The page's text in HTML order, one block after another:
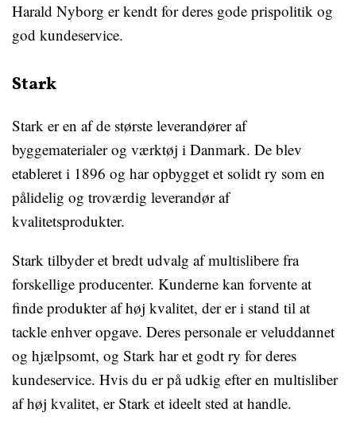
Harald Nyborg er kendt for deres gode prispolitik og
god kundeservice.
Stark
Stark er en af de største leverandører af
byggematerialer og værktøj i Danmark. De blev
etableret i 1896 og har opbygget et solidt ry som en
pålidelig og troværdig leverandør af
kvalitetsprodukter.
Stark tilbyder et bredt udvalg af multislibere fra
forskellige producenter. Kunderne kan forvente at
finde produkter af høj kvalitet, der er i stand til at
tackle enhver opgave. Deres personale er veluddannet
og hjælpsomt, og Stark har et godt ry for deres
kundeservice. Hvis du er på udkig efter en multisliber
af høj kvalitet, er Stark et ideelt sted at handle.